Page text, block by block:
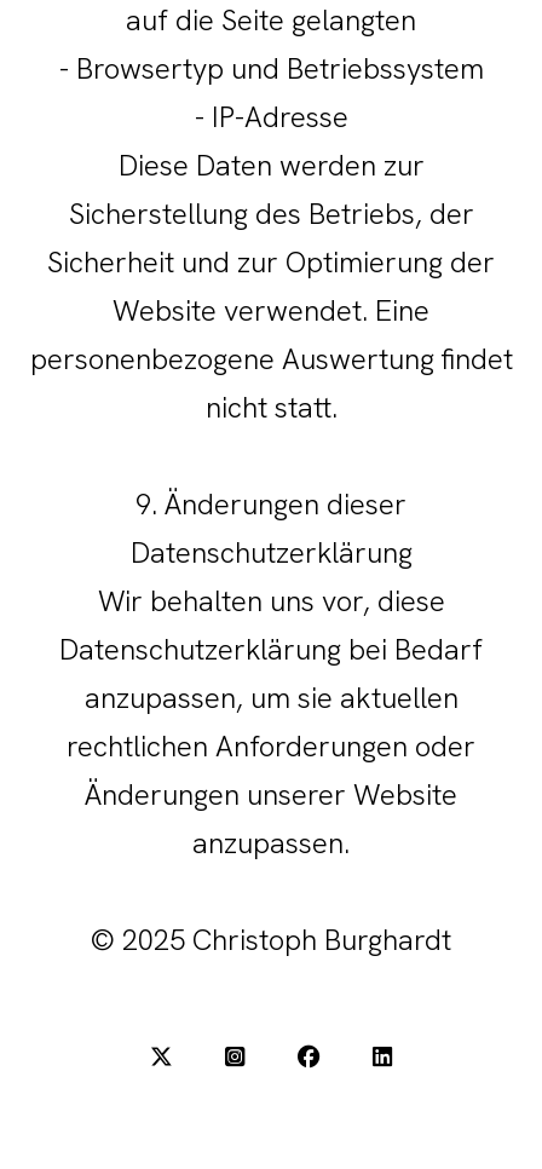
auf die Seite gelangten
- Browsertyp und Betriebssystem
- IP-Adresse
Diese Daten werden zur
Sicherstellung des Betriebs, der
Sicherheit und zur Optimierung der
Website verwendet. Eine
personenbezogene Auswertung findet
nicht statt.
9. Änderungen dieser
Datenschutzerklärung
Wir behalten uns vor, diese
Datenschutzerklärung bei Bedarf
anzupassen, um sie aktuellen
rechtlichen Anforderungen oder
Änderungen unserer Website
anzupassen.
© 2025 Christoph Burghardt